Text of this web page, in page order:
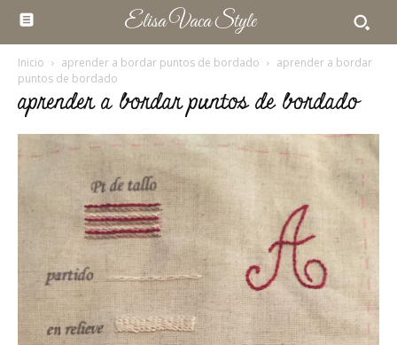
Elisa Vaca Style
Inicio aprender a bordar puntos de bordado
aprender a bordar
puntos de bordado
aprender a bordar puntos de bordado